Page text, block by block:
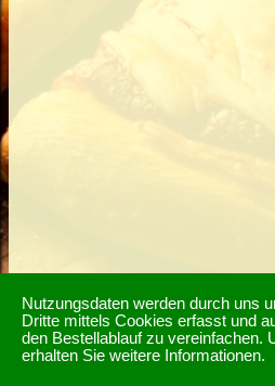
Nutzungsdaten werden durch uns
Dritte mittels Cookies erfasst und
den Bestellablauf zu vereinfachen.
erhalten Sie weitere Informationen.